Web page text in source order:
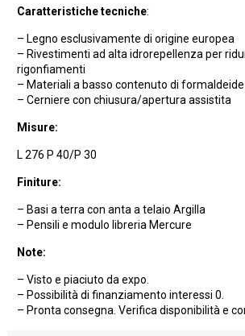
Caratteristiche tecniche:
– Legno esclusivamente di origine europea
– Rivestimenti ad alta idrorepellenza per
rigonfiamenti
– Materiali a basso contenuto di formaldeide
– Cerniere con chiusura/apertura assistita
Misure:
L 276 P 40/P 30
Finiture:
– Basi a terra con anta a telaio Argilla
– Pensili e modulo libreria Mercure
Note:
– Visto e piaciuto da expo.
– Possibilità di finanziamento interessi 0.
– Pronta consegna. Verifica disponibilità e